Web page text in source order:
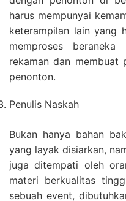
harus mempunyai
keterampilan lain yang
memproses
rekaman dan membuat
penonton.
Penulis Naskah
Bukan hanya bahan
yang layak disiarkan,
juga ditempati oleh
materi berkualitas
sebuah event,